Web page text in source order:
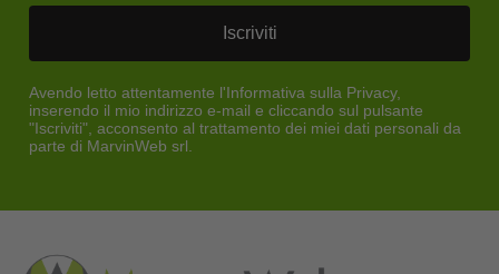
Iscriviti
Avendo letto attentamente l'Informativa sulla Privacy,
inserendo il mio indirizzo e-mail e cliccando sul pulsante
"Iscriviti", acconsento al trattamento dei miei dati personali da
parte di MarvinWeb srl.